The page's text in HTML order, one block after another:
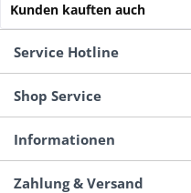
Kunden kauften auch
Service Hotline
Shop Service
Informationen
Zahlung & Versand